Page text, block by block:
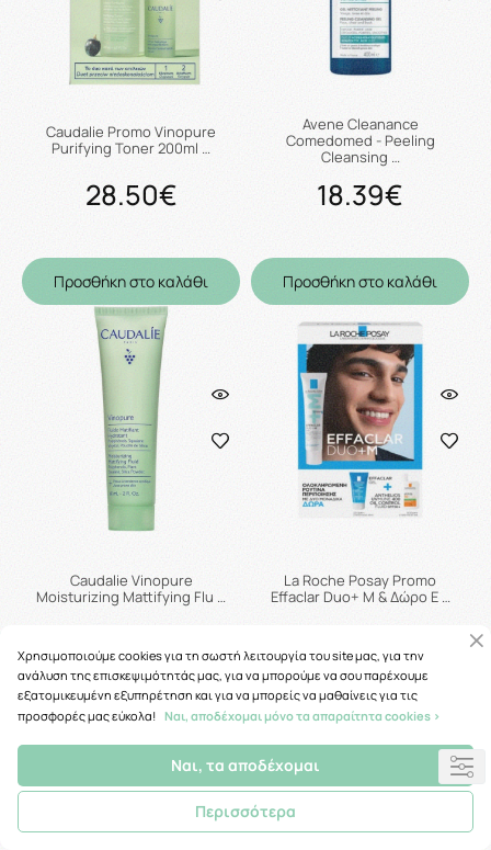
Caudalie Promo Vinopure
Purifying Toner 200ml …
28.50€
Προσθήκη στο καλάθι
Avene Cleanance
Comedomed - Peeling
Cleansing …
18.39€
Προσθήκη στο καλάθι
Caudalie Vinopure
Moisturizing Mattifying Flu …
19.90€
Προσθήκη στο καλάθι
La Roche Posay Promo
Effaclar Duo+ M & Δώρο E …
15.63€
Προσθήκη στο καλάθι
Χρησιμοποιούμε cookies για τη σωστή λειτουργία του site μας, για την
ανάλυση της επισκεψιμότητάς μας, για να μπορούμε να σου παρέχουμε
εξατομικευμένη εξυπηρέτηση και για να μπορείς να μαθαίνεις για τις
προσφορές μας εύκολα! Ναι, αποδέχομαι μόνο τα απαραίτητα cookies >
Ναι, τα αποδέχομαι
Περισσότερα